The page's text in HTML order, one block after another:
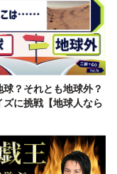
球？それとも地球外？
ズに挑戦【地球人なら